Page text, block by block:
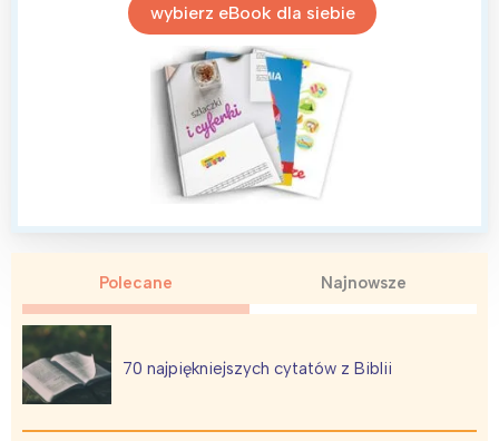
wybierz eBook dla siebie
Polecane Najnowsze
70 najpiękniejszych cytatów z Biblii